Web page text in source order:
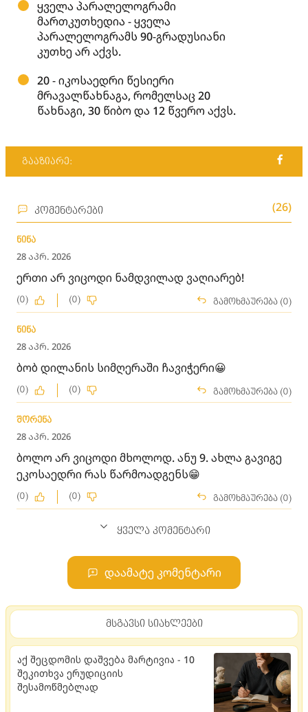
ყველა პარალელოგრამი
მართკუთხედია - ყველა
პარალელოგრამს 90-გრადუსიანი
კუთხე არ აქვს.
20 - იკოსაედრი წესიერი
მრავალწახნაგა, რომელსაც 20
წახნაგი, 30 წიბო და 12 წვერო აქვს.
გააზიარე:
კომენტარები (26)
ნინა
28 აპრ. 2026
ერთი არ ვიცოდი ნამდვილად ვაღიარებ!
(0) (0) გამოხმაურება (0)
ნინა
28 აპრ. 2026
ბობ დილანის სიმღერაში ჩავიჭერი😀
(0) (0) გამოხმაურება (0)
შორენა
28 აპრ. 2026
ბოლო არ ვიცოდი მხოლოდ. ანუ 9. ახლა გავიგე
ეკოსაედრი რას წარმოადგენს😁
(0) (0) გამოხმაურება (0)
ყველა კომენტარი
დაამატე კომენტარი
მსგავსი სიახლეები
აქ შეცდომის დაშვება მარტივია - 10
შეკითხვა ერუდიციის
შესამოწმებლად